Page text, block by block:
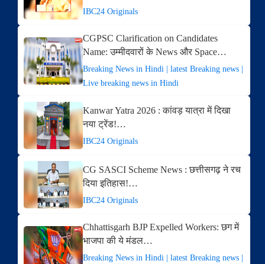
IBC24 Originals
CGPSC Clarification on Candidates
Name: उम्मीदवारों के News और Space…
Breaking News in Hindi | latest Breaking news |
Live breaking news in Hindi
Kanwar Yatra 2026 : कांवड़ यात्रा में दिखा
नया ट्रेंड!…
IBC24 Originals
CG SASCI Scheme News : छत्तीसगढ़ ने रच
दिया इतिहास!…
IBC24 Originals
Chhattisgarh BJP Expelled Workers: छग में
भाजपा की ये मंडल…
Breaking News in Hindi | latest Breaking news |